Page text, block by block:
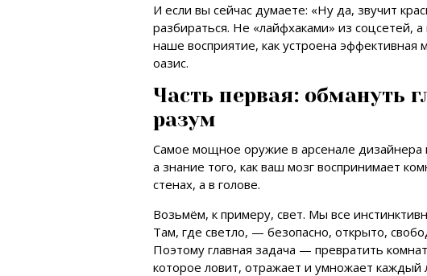
И если вы сейчас думаете: «Ну да, звучит
разбираться. Не «лайфхаками» из соцсетей,
наше восприятие, как устроена
оазис.
Часть первая: обмануть
разум
Самое мощное оружие в арсенале дизайнера
а знание того, как ваш мозг воспринимает
стенах, а в голове.
Возьмём, к примеру, свет. Мы все
Там, где светло, — безопасно, открыто,
Поэтому главная задача — превратить
которое ловит, отражает и умножает каждый